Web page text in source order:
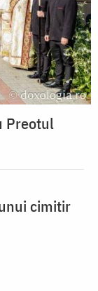
Preotul
cimitir